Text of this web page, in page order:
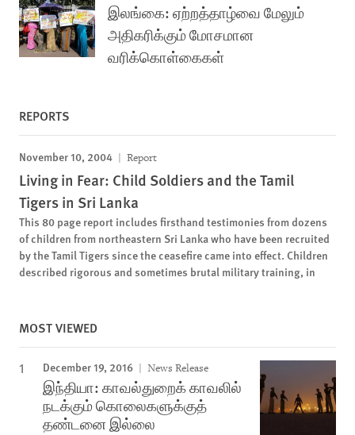
இலங்கை: ஏற்றத்தாழ்வை மேலும்
அதிகரிக்கும் மோசமான
வரிக்கொள்கைகள்
REPORTS
November 10, 2004 Report
Living in Fear: Child Soldiers and the Tamil
Tigers in Sri Lanka
This 80 page report includes firsthand testimonies from dozens
of children from northeastern Sri Lanka who have been recruited
by the Tamil Tigers since the ceasefire came into effect. Children
described rigorous and sometimes brutal military training, in
MOST VIEWED
December 19, 2016 News Release
இந்தியா: காவல்துறைக் காவலில்
நடக்கும் கொலைகளுக்குத்
தண்டனை இல்லை